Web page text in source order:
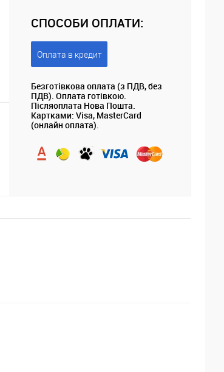
СПОСОБИ ОПЛАТИ:
Оплата в кредит
Безготівкова оплата (з ПДВ, без
ПДВ). Оплата готівкою.
Післяоплата Нова Пошта.
Картками: Visa, MasterCard
(онлайн оплата).